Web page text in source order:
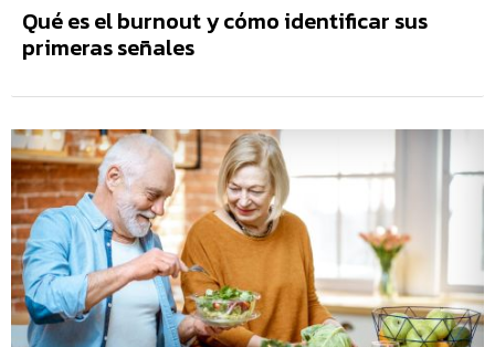
Qué es el burnout y cómo identificar sus
primeras señales